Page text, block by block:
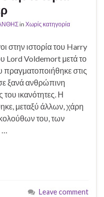
in Χωρίς κατηγορία
στην ιστορία του Harry
Lord Voldemort μετά το
πραγματοποιήθηκε στις
ξανά ανθρώπινη
του ικανότητες. Η
μεταξύ άλλων, χάρη
του, των
Leave comment